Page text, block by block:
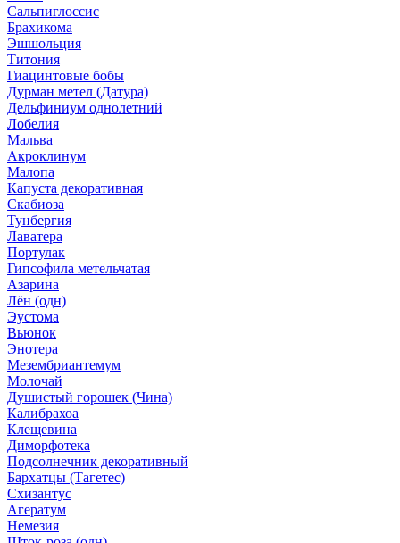
Сальпиглоссис
Брахикома
Эшшольция
Титония
Гиацинтовые бобы
Дурман метел (Датура)
Дельфиниум однолетний
Лобелия
Мальва
Акроклинум
Малопа
Капуста декоративная
Скабиоза
Тунбергия
Лаватера
Портулак
Гипсофила метельчатая
Азарина
Лён (одн)
Эустома
Вьюнок
Энотера
Мезембриантемум
Молочай
Душистый горошек (Чина)
Калибрахоа
Клещевина
Диморфотека
Подсолнечник декоративный
Бархатцы (Тагетес)
Схизантус
Агератум
Немезия